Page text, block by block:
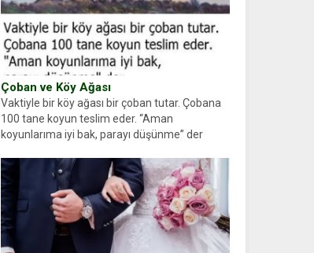
Çoban ve Köy Ağası
Vaktiyle bir köy ağası bir çoban tutar. Çobana
100 tane koyun teslim eder. “Aman
koyunlarıma iyi bak, parayı düşünme” der